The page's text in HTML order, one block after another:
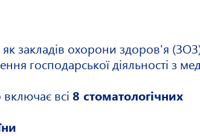
закладів охорони здоров'я
господарської діяльності з
включає всі 8 стоматологічних